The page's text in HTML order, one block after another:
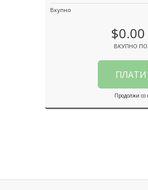
Вкупно
$0.00
ВКУПНО
Продолжи со